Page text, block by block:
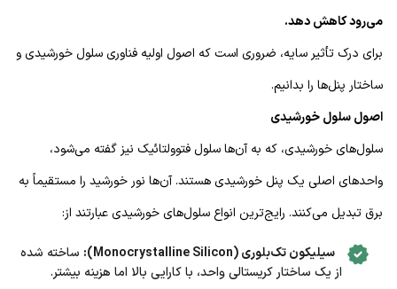
می‌رود کاهش دهد.
برای درک تأثیر سایه‌، ضروری است که اصول اولیه فناوری سلول خورشیدی و
ساختار پنل‌ها را بدانیم.
اصول سلول خورشیدی
سلول‌های خورشیدی، که به آن‌ها سلول فتوولتائیک نیز گفته می‌شود،
واحدهای اصلی یک پنل خورشیدی هستند. آن‌ها نور خورشید را مستقیماً به
برق تبدیل می‌کنند. رایج‌ترین انواع سلول‌های خورشیدی عبارتند از:
سیلیکون تک‌بلوری (Monocrystalline Silicon):
ساخته شده
از یک ساختار کریستالی واحد، با کارایی بالا اما هزینه بیشتر.